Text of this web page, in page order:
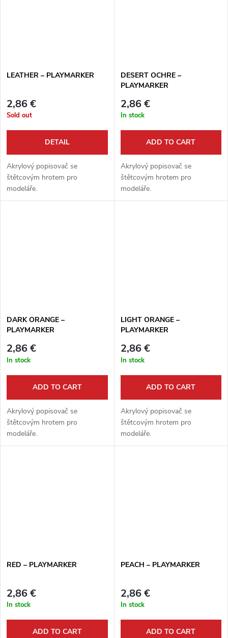
LEATHER – PLAYMARKER
2,86 €
Sold out
DETAIL
Akrylový popisovač se
štětcovým hrotem pro
modeláře.
DESERT OCHRE –
PLAYMARKER
2,86 €
In stock
ADD TO CART
Akrylový popisovač se
štětcovým hrotem pro
modeláře.
DARK ORANGE –
PLAYMARKER
2,86 €
In stock
ADD TO CART
Akrylový popisovač se
štětcovým hrotem pro
modeláře.
LIGHT ORANGE –
PLAYMARKER
2,86 €
In stock
ADD TO CART
Akrylový popisovač se
štětcovým hrotem pro
modeláře.
RED – PLAYMARKER
2,86 €
In stock
ADD TO CART
PEACH – PLAYMARKER
2,86 €
In stock
ADD TO CART